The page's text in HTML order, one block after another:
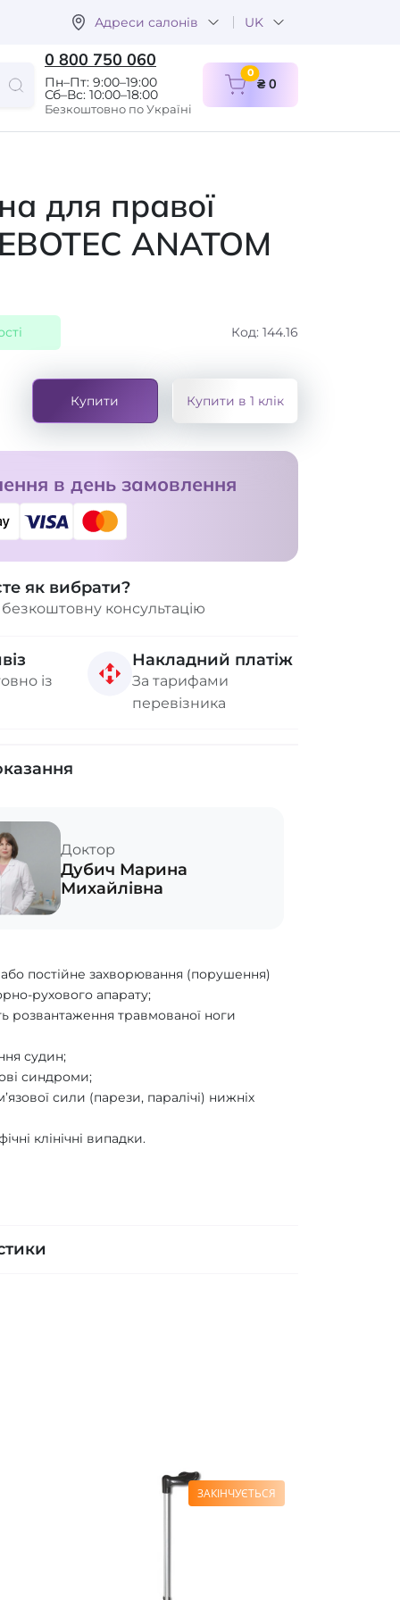
Адреси салонів UK
0 800 750 060
Пн–Пт: 9:00–19:00
Сб–Вс: 10:00–18:00
Безкоштовно по Україні
0items in cart
₴ 0
для правої
ANATOM
Код: 144.16
Купити Купити в 1 клік
в день замовлення
як вибрати?
консультацію
із
Накладний платіж
За тарифами
перевізника
Доктор
Дубич Марина
Михайлівна
постійне захворювання (порушення)
рухового апарату;
розвантаження травмованої ноги
судин;
синдроми;
сили (парези, паралічі) нижніх
клінічні випадки.
ЗАКІНЧУЄТЬСЯ